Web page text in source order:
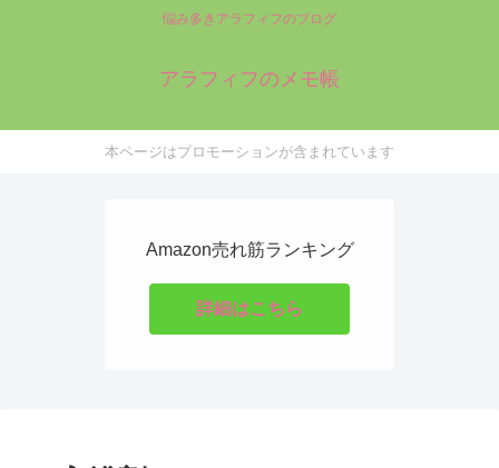
悩み多きアラフィフのブログ
アラフィフのメモ帳
本ページはプロモーションが含まれています
Amazon売れ筋ランキング
詳細はこちら